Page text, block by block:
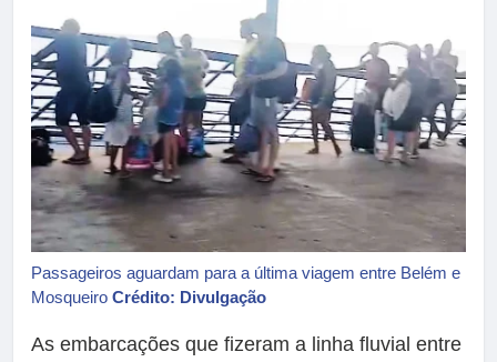
Passageiros aguardam para a última viagem entre Belém e
Mosqueiro Crédito: Divulgação
As embarcações que fizeram a linha fluvial entre